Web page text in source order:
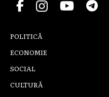
POLITICĂ
ECONOMIE
SOCIAL
CULTURĂ